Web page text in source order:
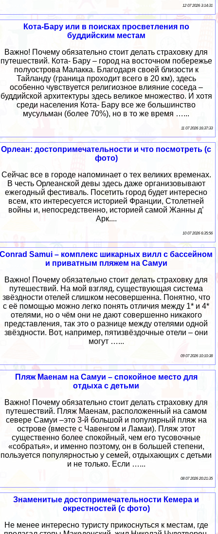
12 07 2026 3:14:31
Кота-Бару или в поисках просветления по
буддийским местам
Важно! Почему обязательно стоит делать страховку для
путешествий. Кота- Бару – город на восточном побережье
полуострова Малакка. Благодаря своей близости к
Тайланду (граница проходит всего в 20 км), здесь
особенно чувствуется религиозное влияние соседа –
буддийской архитектуры здесь великое множество. И хотя
среди населения Кота- Бару все же большинство
мусульман (более 70%), но в то же время …...
11 07 2026 16:37:33
Орлеан: достопримечательности и что посмотреть (с
фото)
Сейчас все в городе напоминает о тех великих временах.
В честь Орлеанской девы здесь даже организовывают
ежегодный фестиваль. Посетить город будет интересно
всем, кто интересуется историей Франции, Столетней
войны и, непосредственно, историей самой Жанны д’
Арк....
10 07 2026 6:35:56
Conrad Samui – комплекс шикарных вилл с бассейном
и приватным пляжем на Самуи
Важно! Почему обязательно стоит делать страховку для
путешествий. На мой взгляд, существующая система
звёздности отелей слишком несовершенна. Понятно, что
с её помощью можно легко понять отличия между 1* и 4*
отелями, но о чём они не дают совершенно никакого
представления, так это о разнице между отелями одной
звёздности. Вот, например, пятизвёздочные отели – они
могут …...
09 07 2026 10:10:38
Пляж Маенам на Самуи – спокойное место для
отдыха с детьми
Важно! Почему обязательно стоит делать страховку для
путешествий. Пляж Маенам, расположенный на самом
севере Самуи –это 3-й большой и популярный пляж на
острове (вместе с Чавенгом и Ламаи). Пляж этот
существенно более спокойный, чем его тусовочные
«собратья», и именно поэтому, он в большей степени,
пользуется популярностью у семей, отдыхающих с детьми
и не только. Если …...
08 07 2026 20:21:35
Знаменитые достопримечательности Кемера и
окрестностей (с фото)
Не менее интересно туристу прикоснуться к местам, где